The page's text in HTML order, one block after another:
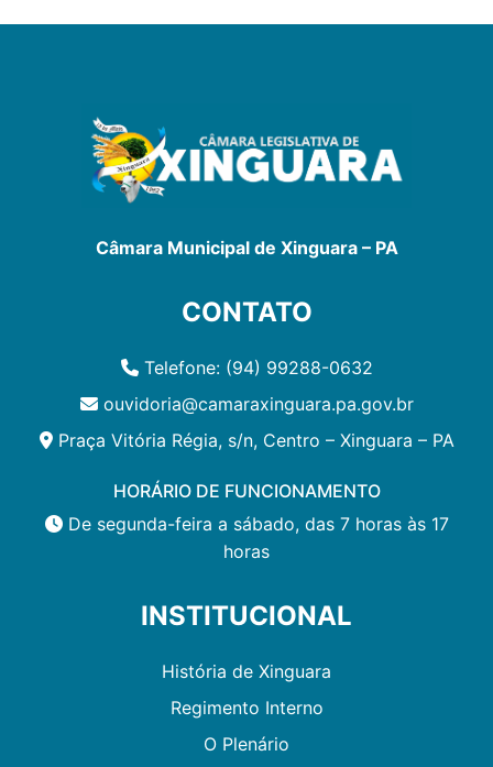
Câmara Municipal de Xinguara – PA
CONTATO
Telefone: (94) 99288-0632
ouvidoria@camaraxinguara.pa.gov.br
Praça Vitória Régia, s/n, Centro – Xinguara – PA
HORÁRIO DE FUNCIONAMENTO
De segunda-feira a sábado, das 7 horas às 17
horas
INSTITUCIONAL
História de Xinguara
Regimento Interno
O Plenário